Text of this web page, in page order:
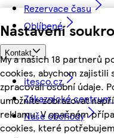
Nastavení
My a našich 18 partnerů
cookies, abychom zajistili
zpracovali osobní údaje.
umožníte zobrazovat
reklamu. V opačném
cookies, které
Rezervace času
Oblíbené
Kontakt
itesco.cz
Zákaznické
Naše obchody